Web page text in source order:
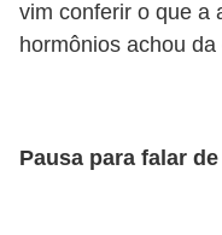
vim conferir o que a
hormônios achou
Pausa para falar